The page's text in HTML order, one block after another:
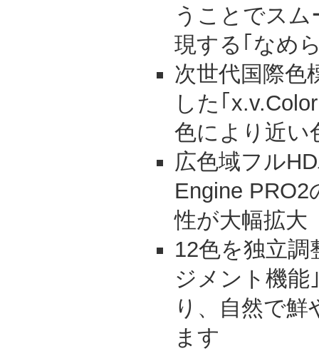
うことでス
現する｢なめ
次世代国際色
した｢
色により近い
広色域フル
Engine PRO2
性が大幅拡大
12色を独立
ジメント機能
り、自然で
ます